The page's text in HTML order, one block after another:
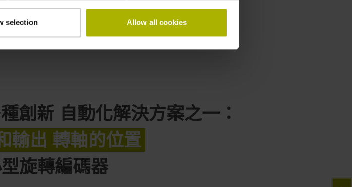
selection Allow all cookies
創新 自動化解決方案之一：
輸出 轉軸的位置
旋轉編碼器